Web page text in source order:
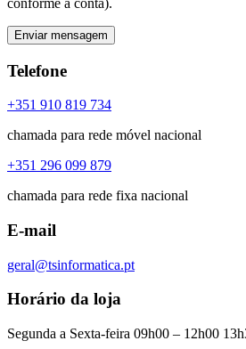
Enviar mensagem
Telefone
+351 910 819 734
chamada para rede móvel nacional
+351 296 099 879
chamada para rede fixa nacional
E-mail
geral@tsinformatica.pt
Horário da loja
Segunda a Sexta-feira 09h00 – 12h00